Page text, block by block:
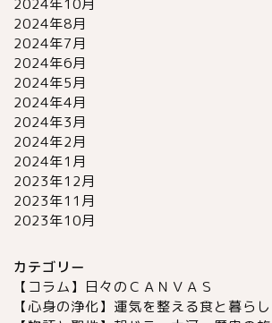
2024年10月
2024年8月
2024年7月
2024年6月
2024年5月
2024年4月
2024年3月
2024年2月
2024年1月
2023年12月
2023年11月
2023年10月
カテゴリー
【コラム】日々のＣＡＮＶＡＳ
【心身の浄化】運気を整える食と暮らし